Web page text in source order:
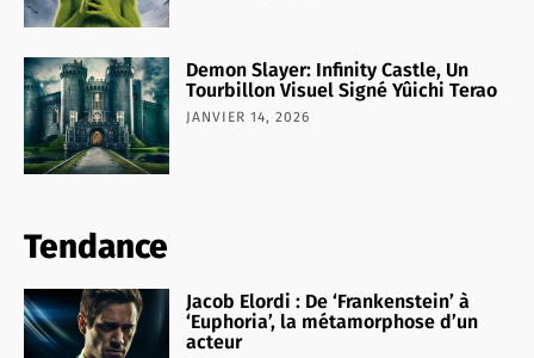
Demon Slayer: Infinity Castle, Un
Tourbillon Visuel Signé Yûichi Terao
JANVIER 14, 2026
Tendance
Jacob Elordi : De ‘Frankenstein’ à
‘Euphoria’, la métamorphose d’un
acteur